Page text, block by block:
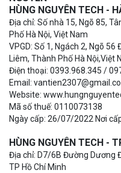
HÙNG NGUYÊN TECH -
Địa chỉ: Số nhà 15, Ngõ 85,
Phố Hà Nội, Việt Nam
VPGD: Số 1, Ngách 2, Ngõ
Liêm, Thành Phố Hà Nội,Việt
Điện thoại: 0393.968.345 /
Email:
Website:
Mã số thuế: 0110073138
Ngày cấp: 26/07/2022 Nơi
HÙNG NGUYÊN TECH -
Địa chỉ: D7/6B Đường Dương
TP Hồ Chí Minh